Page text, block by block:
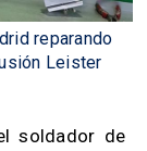
reparando
Leister
soldador de